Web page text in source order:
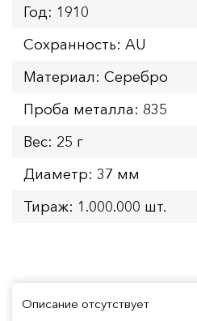
Год: 1910
Сохранность: AU
Материал: Серебро
Проба металла: 835
Вес: 25 г
Диаметр: 37 мм
Тираж: 1.000.000 шт.
Описание отсутствует